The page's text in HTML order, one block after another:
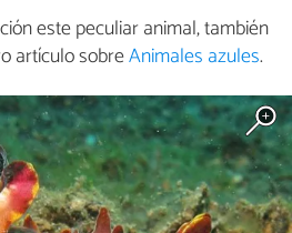
este peculiar animal, también
artículo sobreAnimales azules.